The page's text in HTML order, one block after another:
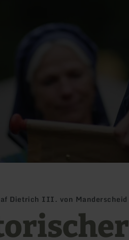
Dietrich III. von Manderscheid